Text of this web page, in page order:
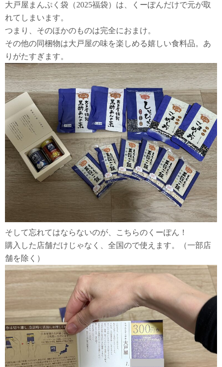
大戸屋まんぷく袋（2025福袋）は、くーぽんだけで元が取
れてしまいます。
つまり、そのほかのものは完全におまけ。
その他の同梱物は大戸屋の味を楽しめる嬉しい食料品。あ
りがたすぎます。
そして忘れてはならないのが、こちらのくーぽん！
購入した店舗だけじゃなく、全国ので使えます。（一部店
舗を除く）